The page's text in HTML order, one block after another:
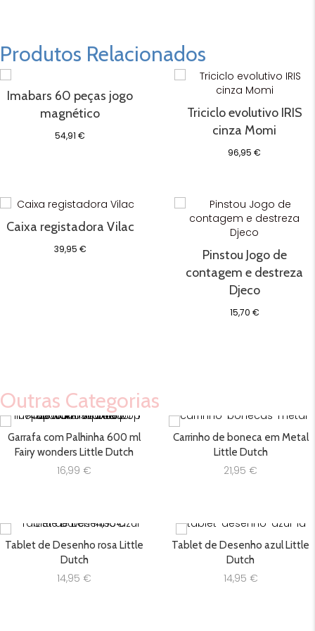
Produtos Relacionados
Imabars 60 peças jogo
magnético
54,91€
Triciclo evolutivo IRIS
cinza Momi
96,95€
Caixa registadora Vilac
39,95 €
Pinstou Jogo de
contagem e destreza
Djeco
15,70 €
Outras Categorias
Garrafa com Palhinha 600 ml
Fairy wonders Little Dutch
16,99 €
Carrinho de boneca em Metal
Little Dutch
21,95 €
Tablet de Desenho rosa Little
Dutch
14,95 €
Tablet de Desenho azul Little
Dutch
14,95 €